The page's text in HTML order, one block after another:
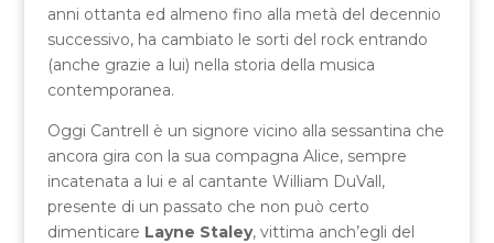
anni ottanta ed almeno fino alla metà del decennio
successivo, ha cambiato le sorti del rock entrando
(anche grazie a lui) nella storia della musica
contemporanea.
Oggi Cantrell è un signore vicino alla sessantina che
ancora gira con la sua compagna Alice, sempre
incatenata a lui e al cantante William DuVall,
presente di un passato che non può certo
dimenticare Layne Staley, vittima anch’egli del